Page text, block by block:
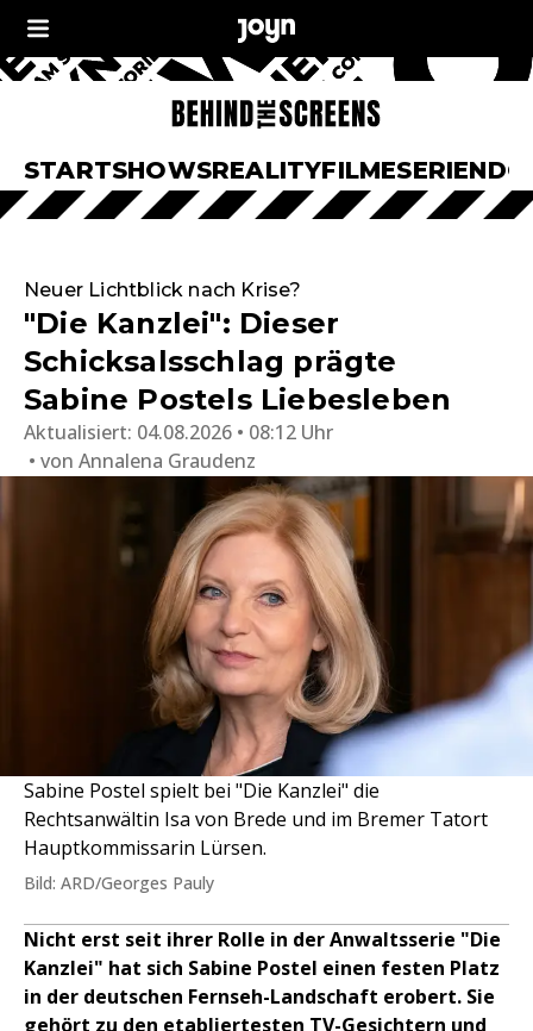
STARTSHOWSREALITYFILMESERIEN
Neuer Lichtblick nach Krise?
"Die Kanzlei": Dieser
Schicksalsschlag prägte
Sabine Postels Liebesleben
Aktualisiert: 04.08.2026 • 08:12 Uhr
von Annalena Graudenz
Sabine Postel spielt bei "Die Kanzlei" die
Rechtsanwältin Isa von Brede und im Bremer Tatort
Hauptkommissarin Lürsen.
Bild: ARD/Georges Pauly
Nicht erst seit ihrer Rolle in der Anwaltsserie "Die
Kanzlei" hat sich Sabine Postel einen festen Platz
in der deutschen Fernseh-Landschaft erobert. Sie
gehört zu den etabliertesten TV-Gesichtern und